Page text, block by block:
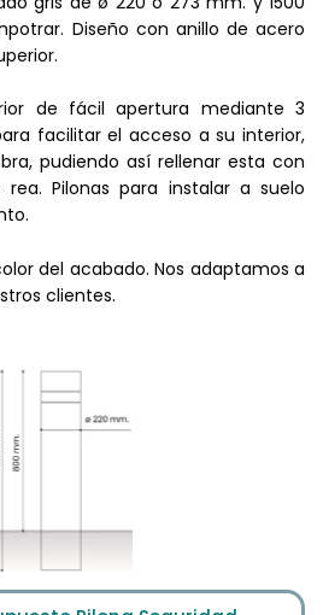
Diseño con anillo de acero
de fácil apertura mediante 3
facilitar el acceso a su interior,
pudiendo así rellenar esta con
Pilonas para instalar a suelo
del acabado. Nos adaptamos a
clientes.